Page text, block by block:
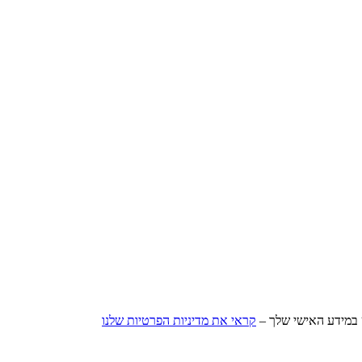
קראי את מדיניות הפרטיות שלנו